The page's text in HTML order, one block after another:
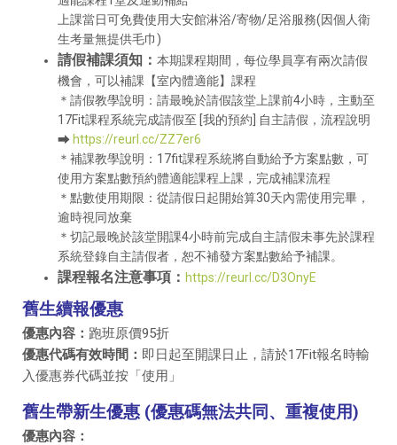
上課當日可免費使用大安館淋浴/寄物/足浴服務(因個人衛
生考量無提供毛巾)
請假補課須知： 本期課程期間，每位學員享有兩次請假
機會，可以補課【室內體適能】課程
＊請假教學說明：請最晚於請假該堂上課前4小時，主動至
17Fit課程系統完成請假至 [我的預約] 自主請假，流程說明
⮕ https://reurl.cc/ZZ7er6
＊補課教學說明：17fit課程系統將自動給予方案點數，可
使用方案點數預約體適能課程上課，完成補課流程
＊點數使用期限：從請假日起開始算30天內需使用完畢，
逾時視同放棄
＊切記最晚於該堂開課4小時前完成自主請假未事先於課程
系統登錄自主請假者，恕不補發方案點數給予補課。
課程報名注意事項： https://reurl.cc/D3OnyE
舊生續報優惠
優惠內容： 跑班原價95折
優惠代碼有效時間： 即日起至開課日止，請於17Fit報名時輸
入優惠券代碼並按「使用」
舊生帶新生優惠 (優惠碼無法共同、重複使用)
優惠內容：